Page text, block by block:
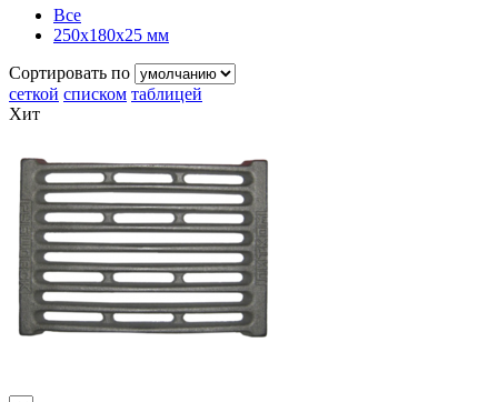
Все
250x180x25 мм
Сортировать по
сеткой списком таблицей
Хит